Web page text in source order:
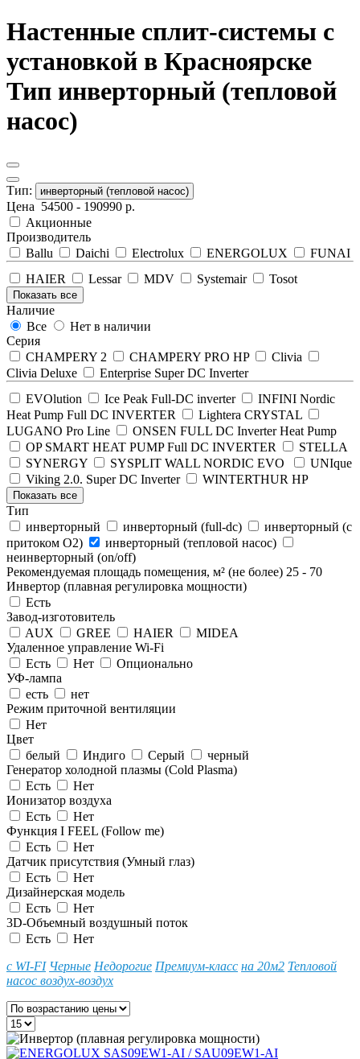
Настенные сплит-системы с
установкой в Красноярске
Тип инверторный (тепловой
насос)
Тип: инверторный (тепловой насос)
Цена 54500 - 190990 р.
Акционные
Производитель
Ballu
Daichi Electrolux ENERGOLUX
FUNAI
HAIER
Lessar MDV Systemair Tosot
Показать все
Наличие
Все
Нет в наличии
Серия
CHAMPERY 2
CHAMPERY PRO HP
Clivia
Clivia Deluxe
Enterprise Super DC Inverter
EVOlution
Ice Peak Full-DC inverter
INFINI Nordic
Heat Pump Full DC INVERTER
Lightera CRYSTAL
LUGANO Pro Line
ONSEN FULL DC Inverter Heat Pump
OP SMART HEAT PUMP Full DC INVERTER
STELLA
SYNERGY
SYSPLIT WALL NORDIC EVO
UNIque
Viking 2.0. Super DC Inverter
WINTERTHUR HP
Показать все
Тип
инверторный
инверторный (full-dc)
инверторный (с
притоком О2)
инверторный (тепловой насос)
неинверторный (on/off)
Рекомендуемая площадь помещения, м² (не более) 25 - 70
Инвертор (плавная регулировка мощности)
Есть
Завод-изготовитель
AUX
GREE HAIER
MIDEA
Удаленное управление Wi-Fi
Есть
Нет
Опционально
УФ-лампа
есть
нет
Режим приточной вентиляции
Нет
Цвет
белый
Индиго Серый
черный
Генератор холодной плазмы (Cold Plasma)
Есть
Нет
Ионизатор воздуха
Есть
Нет
Функция I FEEL (Follow me)
Есть
Нет
Датчик присутствия (Умный глаз)
Есть
Нет
Дизайнерская модель
Есть
Нет
3D-Объемный воздушный поток
Есть
Нет
с WI-FI Черные Недорогие Премиум-класс на 20м2 Тепловой
насос воздух-воздух